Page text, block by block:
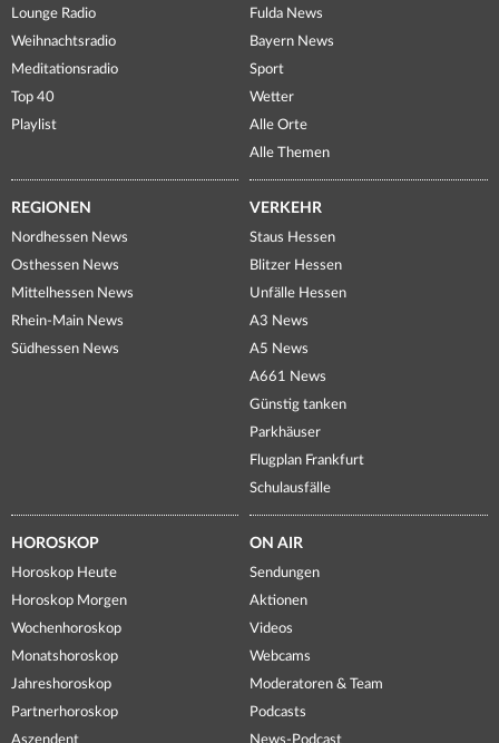
Lounge Radio
Weihnachtsradio
Meditationsradio
Top 40
Playlist
Fulda News
Bayern News
Sport
Wetter
Alle Orte
Alle Themen
REGIONEN
Nordhessen News
Osthessen News
Mittelhessen News
Rhein-Main News
Südhessen News
VERKEHR
Staus Hessen
Blitzer Hessen
Unfälle Hessen
A3 News
A5 News
A661 News
Günstig tanken
Parkhäuser
Flugplan Frankfurt
Schulausfälle
HOROSKOP
Horoskop Heute
Horoskop Morgen
Wochenhoroskop
Monatshoroskop
Jahreshoroskop
Partnerhoroskop
ON AIR
Sendungen
Aktionen
Videos
Webcams
Moderatoren & Team
Podcasts